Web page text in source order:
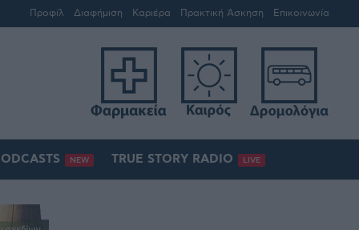
Προφίλ Διαφήμιση Καριέρα Πρακτική Άσκηση Επικοινωνία
NEW TRUE STORY RADIO LIVE